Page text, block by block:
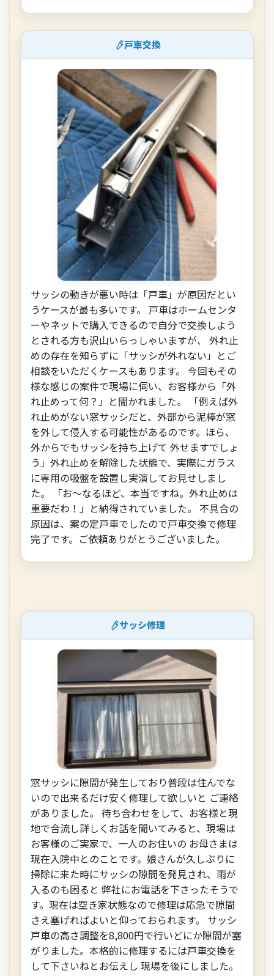
戸車交換
サッシの動きが悪い時は「戸車」が原因だとい
うケースが最も多いです。 戸車はホームセンタ
ーやネットで購入できるので自分で交換しよう
とされる方も沢山いらっしゃいますが、 外れ止
めの存在を知らずに「サッシが外れない」とご
相談をいただくケースもあります。 今回もその
様な感じの案件で現場に伺い、お客様から「外
れ止めって何？」と聞かれました。 「例えば外
れ止めがない窓サッシだと、外部から泥棒が窓
を外して侵入する可能性があるのです。ほら、
外からでもサッシを持ち上げて 外せますでしょ
う」外れ止めを解除した状態で、実際にガラス
に専用の吸盤を設置し実演してお見せしまし
た。 「お～なるほど、本当ですね。外れ止めは
重要だわ！」と納得されていました。 不具合の
原因は、案の定戸車でしたので戸車交換で修理
完了です。ご依頼ありがとうございました。
サッシ修理
窓サッシに隙間が発生しており普段は住んでな
いので出来るだけ安く修理して欲しいと ご連絡
がありました。 待ち合わせをして、お客様と現
地で合流し詳しくお話を聞いてみると、現場は
お客様のご実家で、一人のお住いの お母さまは
現在入院中とのことです。娘さんが久しぶりに
掃除に来た時にサッシの隙間を発見され、雨が
入るのも困ると 弊社にお電話を下さったそうで
す。現在は空き家状態なので修理は応急で隙間
さえ塞げればよいと仰っておられます。 サッシ
戸車の高さ調整を8,800円で行いどにか隙間が塞
がりました。本格的に修理するには戸車交換を
して下さいねとお伝えし 現場を後にしました。